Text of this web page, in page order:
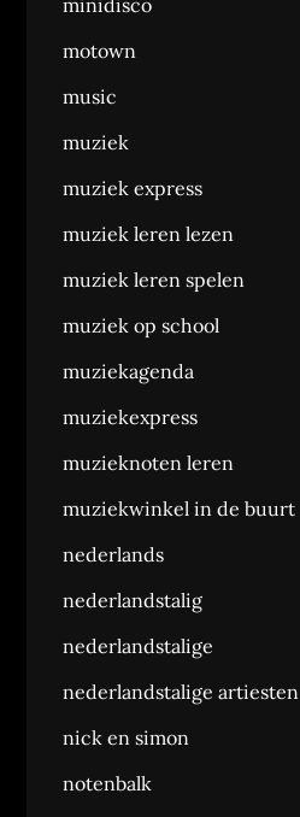
minidisco
motown
music
muziek
muziek express
muziek leren lezen
muziek leren spelen
muziek op school
muziekagenda
muziekexpress
muzieknoten leren
muziekwinkel in de buurt
nederlands
nederlandstalig
nederlandstalige
nederlandstalige artiesten
nick en simon
notenbalk